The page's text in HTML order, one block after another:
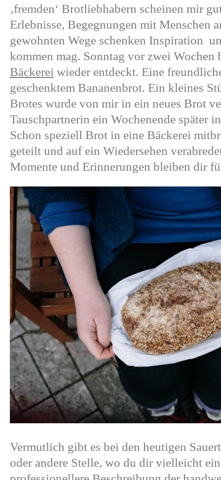
‚fremden‘ Brotliebhabern scheinen mir
Erlebnisse, Begegnungen mit Menschen
gewohnten Wege schenken Inspiration
kommen mag. Sonntag vor zwei Wochen
Bäckerei wieder entdeckt. Eine
geschenktem Bananenbrot. Ein kleines
Brotes wurde von mir in ein neues Brot
Tauschpartnerin ein Wochenende später
Schon speziell Brot in eine Bäckerei
geteilt und auf ein Wiedersehen
Momente und Erinnerungen bleiben dir
Vermutlich gibt es bei den heutigen
oder andere Stelle, wo du dir vielleicht